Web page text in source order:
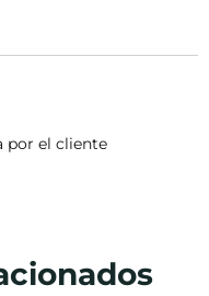
por el cliente